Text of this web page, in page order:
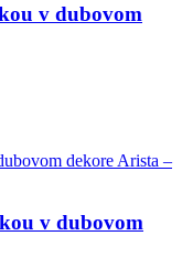
v dubovom
v dubovom